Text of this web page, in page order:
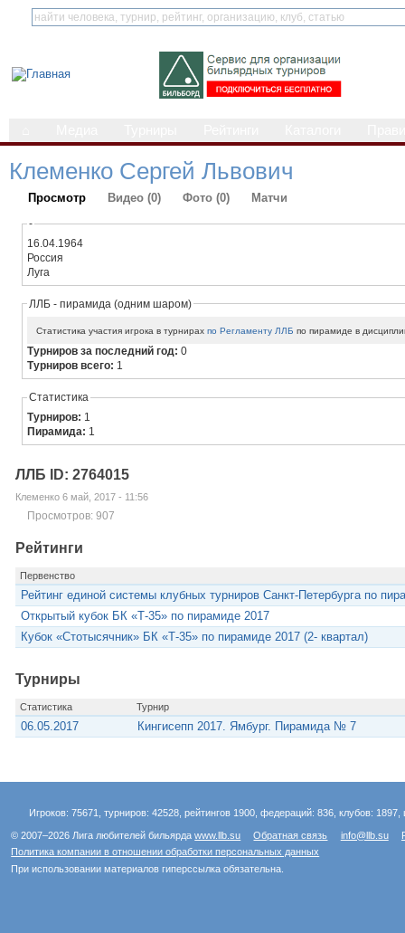
Клеменко Сергей Львович
Просмотр Видео (0) Фото (0) Матчи
-
16.04.1964
Россия
Луга
ЛЛБ - пирамида (одним шаром)
Статистика участия игрока в турнирахпо Регламенту ЛЛБ по пирамиде в
Турниров за последний год:0
Турниров всего: 1
Статистика
Турниров: 1
Пирамида: 1
ЛЛБ ID: 2764015
Клеменко 6 май, 2017 - 11:56
Просмотров: 907
Рейтинги
Первенство
Рейтинг единой системы клубных турниров Санкт-Петербурга по
Открытый кубок БК «Т-35» по пирамиде 2017
Кубок «Стотысячник» БК «Т-35» по пирамиде 2017 (2- квартал)
Турниры
Статистика Турнир
06.05.2017 Кингисепп 2017. Ямбург. Пирамида № 7
Игроков: 75671, турниров: 42528, рейтингов 1900, федераций: 836, клубов:
© 2007–2026 Лига любителей бильярдаwww.llb.su Обратная связь info@llb.su
Политика компании в отношении обработки персональных данных
При использовании материалов гиперссылка обязательна.